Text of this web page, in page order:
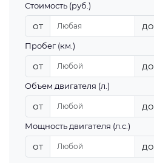
Стоимость (руб.)
от до
Пробег (км.)
от до
Объем двигателя (л.)
от до
Мощность двигателя (л.с.)
от до